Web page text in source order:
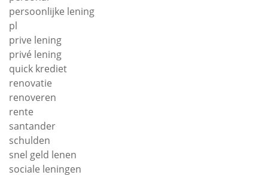
persoonlijke lening
pl
prive lening
privé lening
quick krediet
renovatie
renoveren
rente
santander
schulden
snel geld lenen
sociale leningen